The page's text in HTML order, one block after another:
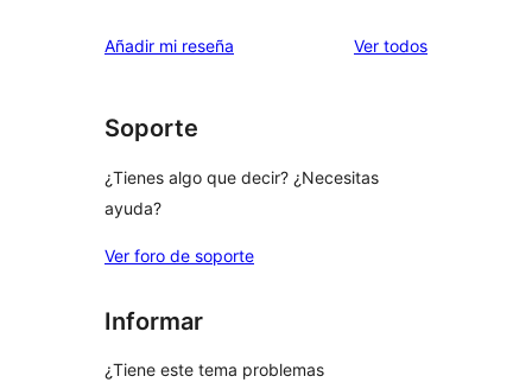
Añadir mi reseña Ver todoslos
Soporte
¿Tienes algo que decir? ¿Necesitas
ayuda?
Ver foro de soporte
Informar
¿Tiene este tema problemas